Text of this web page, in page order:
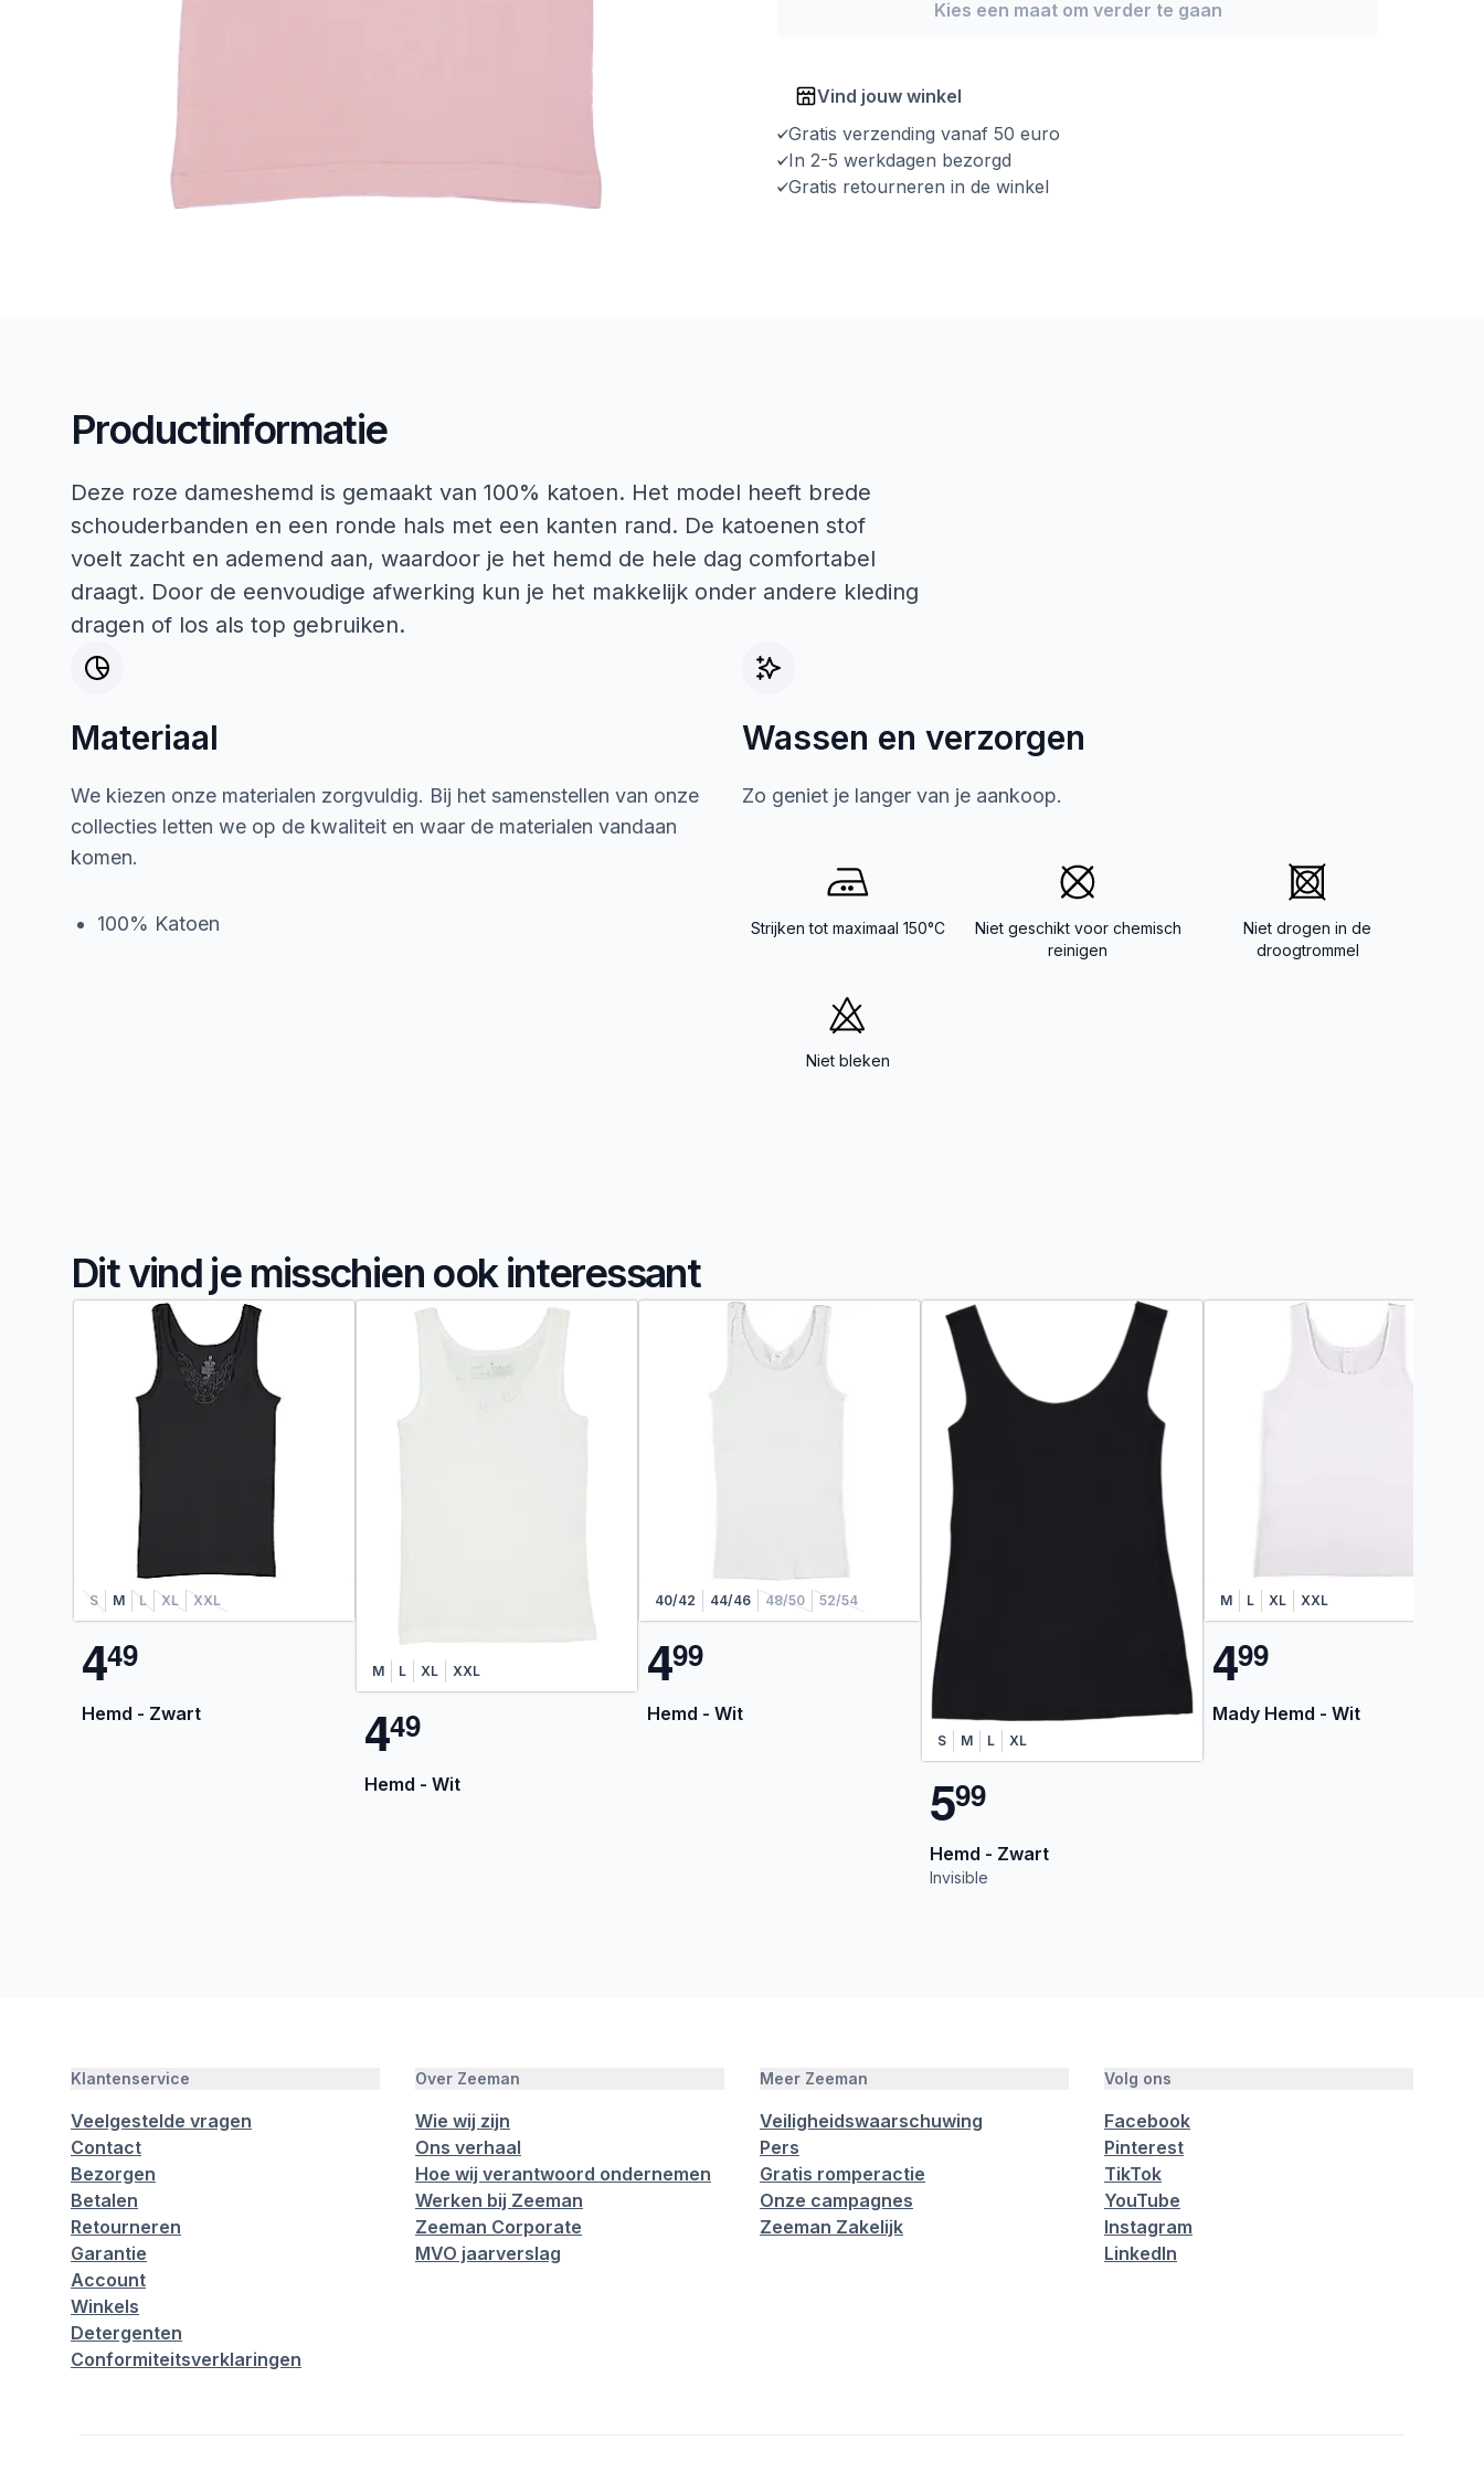
Kies een maat om verder te gaan
Vind jouw winkel
Gratis verzending vanaf 50 euro
In 2-5 werkdagen bezorgd
Gratis retourneren in de winkel
Productinformatie
Deze roze dameshemd is gemaakt van 100% katoen. Het model heeft brede
schouderbanden en een ronde hals met een kanten rand. De katoenen stof
voelt zacht en ademend aan, waardoor je het hemd de hele dag comfortabel
draagt. Door de eenvoudige afwerking kun je het makkelijk onder andere kleding
dragen of los als top gebruiken.
Materiaal
We kiezen onze materialen zorgvuldig. Bij het samenstellen van onze
collecties letten we op de kwaliteit en waar de materialen vandaan
komen.
100% Katoen
Wassen en verzorgen
Zo geniet je langer van je aankoop.
Strijken tot maximaal 150°C
Niet geschikt voor chemisch
reinigen
Niet drogen in de
droogtrommel
Niet bleken
Dit vind je misschien ook interessant
S M L XL XXL
449
Hemd - Zwart
M L XL XXL
449
Hemd - Wit
40/42 44/46 48/50 52/54
499
Hemd - Wit
S M L XL
599
Hemd - Zwart
Invisible
M L XL XXL
499
Mady Hemd - Wit
Klantenservice
Veelgestelde vragen
Contact
Bezorgen
Betalen
Retourneren
Garantie
Account
Winkels
Detergenten
Conformiteitsverklaringen
Over Zeeman
Wie wij zijn
Ons verhaal
Hoe wij verantwoord ondernemen
Werken bij Zeeman
Zeeman Corporate
MVO jaarverslag
Meer Zeeman
Veiligheidswaarschuwing
Pers
Gratis romperactie
Onze campagnes
Zeeman Zakelijk
Volg ons
Facebook
Pinterest
TikTok
YouTube
Instagram
LinkedIn